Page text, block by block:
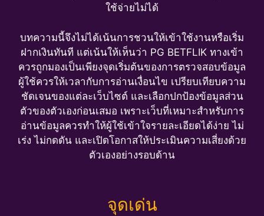
ใช้จ่ายไม่ได้
บทความนี้จึงไม่ได้เน้นการชวนให้เข้าใช้งานหรือเริ่ม
ฝากเงินทันที แต่เน้นให้เห็นว่า PG BETFLIK ทางเข้า
ควรถูกมองเป็นเพียงจุดเริ่มต้นของการตรวจสอบข้อมูล
ผู้ใช้ควรให้เวลากับการอ่านเงื่อนไข เปรียบเทียบความ
ชัดเจนของแต่ละเว็บไซต์ และเลือกปกป้องข้อมูลส่วน
ตัวของตัวเองก่อนเสมอ เพราะเว็บที่เหมาะสำหรับการ
อ่านข้อมูลควรทำให้ผู้ใช้เข้าใจรายละเอียดได้ง่าย ไม่
เร่ง ไม่กดดัน และเปิดโอกาสให้ประเมินความเสี่ยงด้วย
ตัวเองอย่างรอบด้าน
จุดเด่น